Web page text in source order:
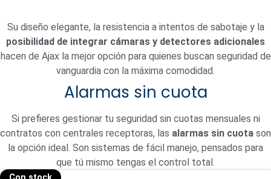
Su diseño elegante, la resistencia a intentos de sabotaje y la
posibilidad de integrar cámaras y detectores adicionales
hacen de Ajax la mejor opción para quienes buscan seguridad de
vanguardia con la máxima comodidad.
Alarmas sin cuota
Si prefieres gestionar tu seguridad sin cuotas mensuales ni
contratos con centrales receptoras, las alarmas sin cuota son
la opción ideal. Son sistemas de fácil manejo, pensados para
que tú mismo tengas el control total.